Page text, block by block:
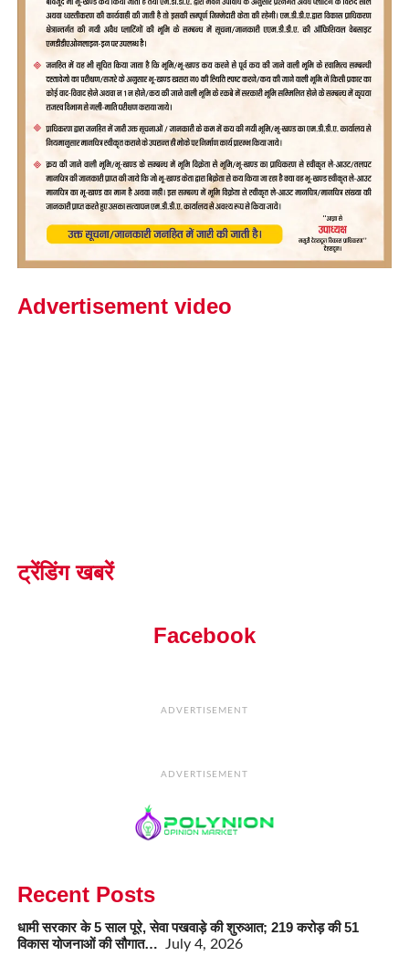
Advertisement video
ट्रेंडिंग खबरें
Facebook
ADVERTISEMENT
ADVERTISEMENT
Recent Posts
धामी सरकार के 5 साल पूरे, सेवा पखवाड़े की शुरुआत; 219 करोड़ की 51
विकास योजनाओं की सौगात…
July 4, 2026